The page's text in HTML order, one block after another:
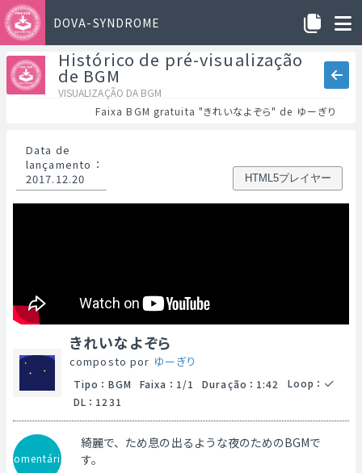
DOVA-SYNDROME
Histórico de pré-visualização
de BGM
VISUALIZAÇÃO DA BGM
Faixa BGM gratuita "きれいなよぞら" de ゆーぎり
Data de
lançamento ：
2017.12.20
HTML5プレイヤー
きれいなよぞら
composto por ゆーぎり
Tipo ： BGM Faixa ： 1/1 Duração ： 1:42 Loop ：
DL ： 1231
Comentário
綺麗で、ため息の出るような夜のためのBGMで
す。